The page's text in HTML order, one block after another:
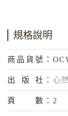
規格說明
商品貨號 ：
出版社 ： 心
頁數 ：2